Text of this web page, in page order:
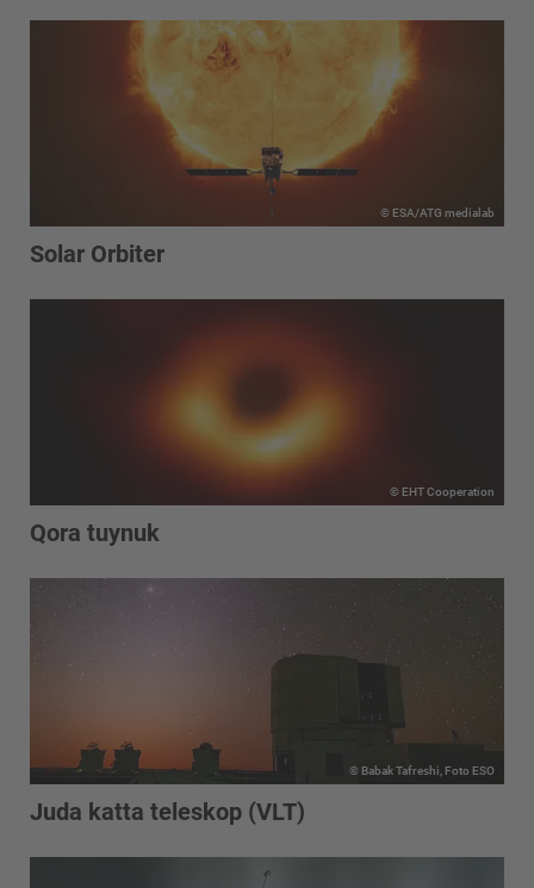
© ESA/ATG medialab
Solar Orbiter
© EHT Cooperation
Qora tuynuk
© Babak Tafreshi, Foto ESO
Juda katta teleskop (VLT)